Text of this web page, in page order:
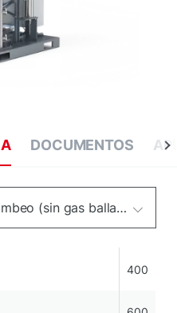
DOCUMENTOS
Velocidad máxima de bombeo (sin gas ballast)
400